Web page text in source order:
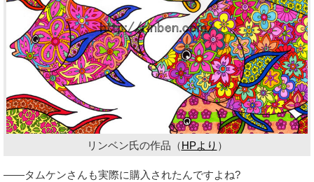
リンベン氏の作品（HPより ）
――タムケンさんも実際に購入されたんですよね?